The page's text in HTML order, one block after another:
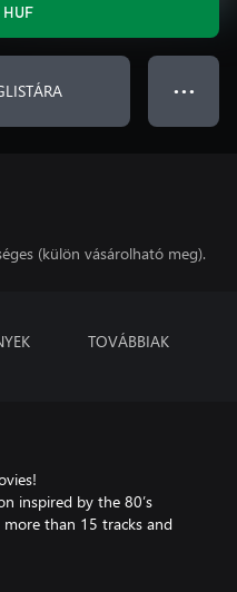
HUF
● ● ●
(külön vásárolható meg).
TOVÁBBIAK
inspired by the 80’s
more than 15 tracks and